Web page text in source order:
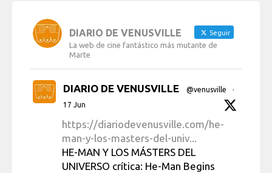
DIARIO DE VENUSVILLE Seguir
La web de cine fantástico más mutante de
Marte
DIARIO DE VENUSVILLE @venusville
·
17 Jun
https://diariodevenusville.com/he-
man-y-los-masters-del-univ...
HE-MAN Y LOS MÁSTERS DEL
UNIVERSO crítica: He-Man Begins